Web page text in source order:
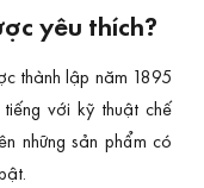
yêu thích?
thành lập năm 1895
với kỹ thuật chế
những sản phẩm có